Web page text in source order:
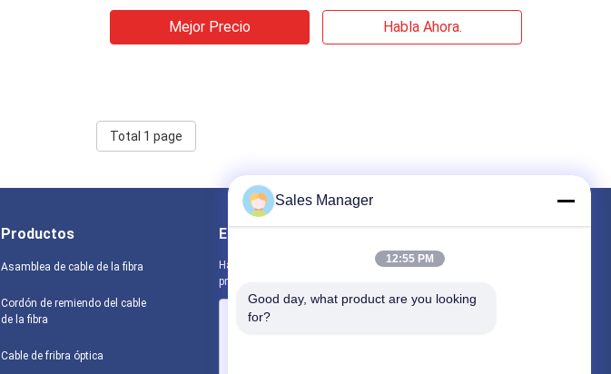
Mejor Precio Habla Ahora.
Total 1 page
Productos
Asamblea de cable de la fibra
Cordón de remiendo del cable
de la fibra
Cable de fribra óptica
Envíenos un correo
Háganos saber su requerimiento. Conectaremos los mejores
productos contigo.
Sales Manager
12:55 PM
Good day, what product are you looking
for?